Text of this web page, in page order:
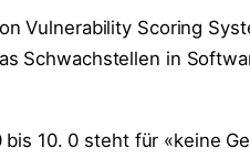
Vulnerability Scoring
Schwachstellen in
10. 0 steht für «keine